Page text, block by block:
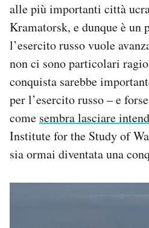
alle più importanti città
Kramatorsk, e dunque è un
l’esercito russo vuole
non ci sono particolari
conquista sarebbe
per l’esercito russo – e
come sembra lasciare
Institute for the Study of
sia ormai diventata una